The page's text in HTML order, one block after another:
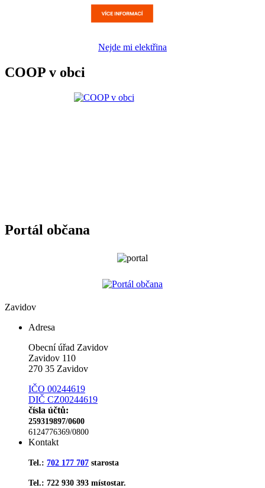
Nejde mi elektřina
COOP v obci
Portál občana
Zavidov
Adresa
Obecní úřad Zavidov
Zavidov 110
270 35 Zavidov
IČO 00244619
DIČ CZ00244619
čísla účtů:
259319897/0600
6124776369/0800
Kontakt
Tel.: 702 177 707 starosta
Tel.: 722 930 393 místostar.